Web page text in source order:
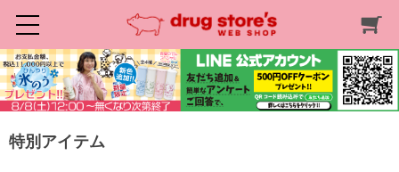
特別アイテム